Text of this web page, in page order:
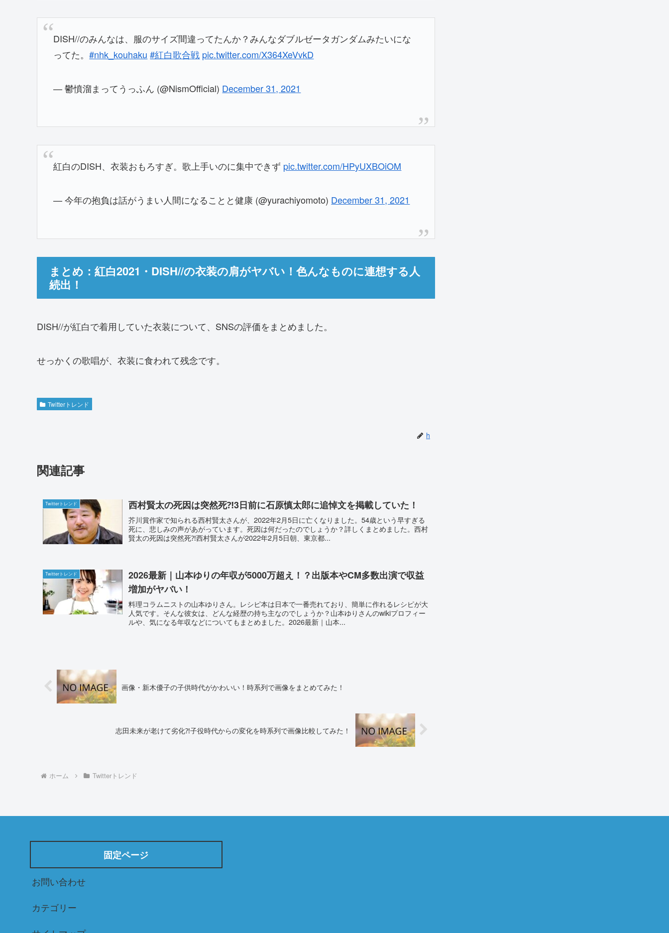
DISH//のみんなは、服のサイズ間違ってたんか？みんなダブルゼータガンダムみたいにな
ってた。#nhk_kouhaku #紅白歌合戦 pic.twitter.com/X364XeVvkD
— 鬱憤溜まってうっふん (@NismOfficial) December 31, 2021
紅白のDISH、衣装おもろすぎ。歌上手いのに集中できず pic.twitter.com/HPyUXBOiOM
— 今年の抱負は話がうまい人間になることと健康 (@yurachiyomoto) December 31, 2021
まとめ：紅白2021・DISH//の衣装の肩がヤバい！色んなものに連想する人
続出！
DISH//が紅白で着用していた衣装について、SNSの評価をまとめました。
せっかくの歌唱が、衣装に食われて残念です。
Twitterトレンド
h
関連記事
Twitterトレンド 西村賢太の死因は突然死⁈3日前に石原慎太郎に追悼文を掲載していた！
芥川賞作家で知られる西村賢太さんが、2022年2月5日に亡くなりました。54歳という早すぎる
死に、悲しみの声があがっています。死因は何だったのでしょうか？詳しくまとめました。西村
賢太の死因は突然死⁈西村賢太さんが2022年2月5日朝、東京都...
Twitterトレンド
2026最新｜山本ゆりの年収が5000万超え！？出版本やCM多数出演で収益
増加がヤバい！
料理コラムニストの山本ゆりさん。レシピ本は日本で一番売れており、簡単に作れるレシピが大
人気です。そんな彼女は、どんな経歴の持ち主なのでしょうか？山本ゆりさんのwikiプロフィー
ルや、気になる年収などについてもまとめました。2026最新｜山本...
画像・新木優子の子供時代がかわいい！時系列で画像をまとめてみた！
志田未来が老けて劣化⁈子役時代からの変化を時系列で画像比較してみた！
ホーム Twitterトレンド
固定ページ
お問い合わせ
カテゴリー